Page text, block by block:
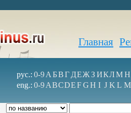
Главная
рус.: 0-9А БВГ ДЕЖ З ИКЛМН
eng.: 0-9ABCDEFGH I J K L M